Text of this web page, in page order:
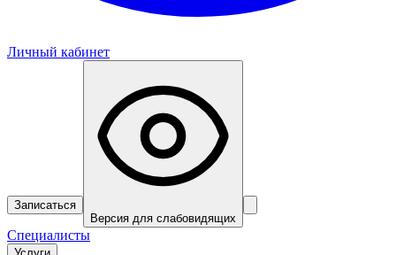
Личный кабинет
Записаться
Версия для слабовидящих
Специалисты